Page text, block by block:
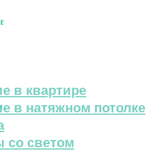
в квартире
в натяжном потолке
светом